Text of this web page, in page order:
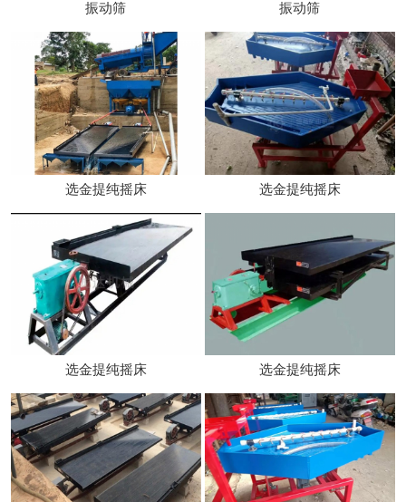
振动筛 振动筛
选金提纯摇床 选金提纯摇床
选金提纯摇床 选金提纯摇床